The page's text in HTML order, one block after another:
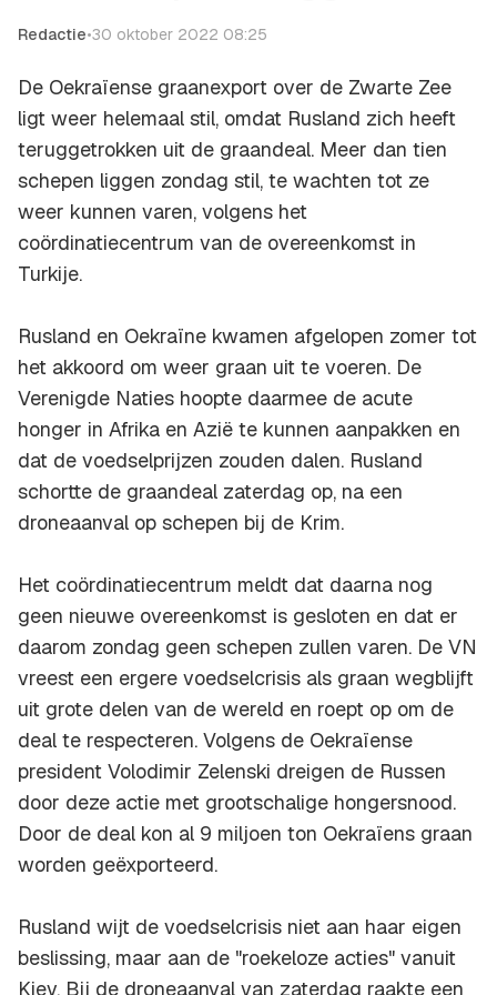
Redactie•30 oktober 2022 08:25
De Oekraïense graanexport over de Zwarte Zee
ligt weer helemaal stil, omdat Rusland zich heeft
teruggetrokken uit de graandeal. Meer dan tien
schepen liggen zondag stil, te wachten tot ze
weer kunnen varen, volgens het
coördinatiecentrum van de overeenkomst in
Turkije.
Rusland en Oekraïne kwamen afgelopen zomer tot
het akkoord om weer graan uit te voeren. De
Verenigde Naties hoopte daarmee de acute
honger in Afrika en Azië te kunnen aanpakken en
dat de voedselprijzen zouden dalen. Rusland
schortte de graandeal zaterdag op, na een
droneaanval op schepen bij de Krim.
Het coördinatiecentrum meldt dat daarna nog
geen nieuwe overeenkomst is gesloten en dat er
daarom zondag geen schepen zullen varen. De VN
vreest een ergere voedselcrisis als graan wegblijft
uit grote delen van de wereld en roept op om de
deal te respecteren. Volgens de Oekraïense
president Volodimir Zelenski dreigen de Russen
door deze actie met grootschalige hongersnood.
Door de deal kon al 9 miljoen ton Oekraïens graan
worden geëxporteerd.
Rusland wijt de voedselcrisis niet aan haar eigen
beslissing, maar aan de "roekeloze acties" vanuit
Kiev. Bij de droneaanval van zaterdag raakte een